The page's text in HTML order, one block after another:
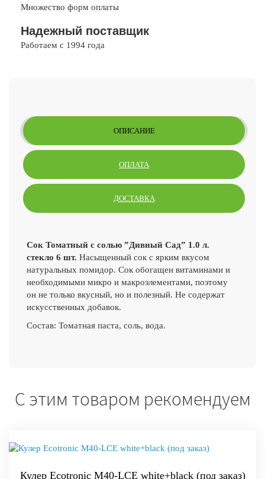
Множество форм оплаты
Надежный поставщик
Работаем с 1994 года
ОПИСАНИЕ
ОПЛАТА
ДОСТАВКА
Сок Томатный с солью ”Дивный Сад” 1.0 л.
стекло 6 шт. Насыщенный сок с ярким вкусом
натуральных помидор. Сок обогащен витаминами и
необходимыми микро и макроэлементами, поэтому
он не только вкусный, но и полезный. Не содержат
искусственных добавок.
Состав: Томатная паста, соль, вода.
С этим товаром рекомендуем
Кулер Ecotronic M40-LCE white+black (под заказ)